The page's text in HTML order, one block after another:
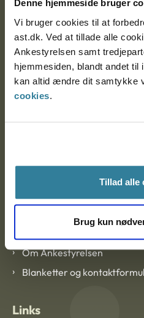
Denne hjemmeside bruger
Vi bruger cookies til at
ast.dk. Ved at tillade alle
Ankestyrelsen samt
hjemmesiden, blandt andet
kan altid ændre dit samtykke
cookies.
Tillad alle
Brug kun
Nytorv 7, 2. sal
9000 Aalborg
Ankestyrelsen Aalborg
EAN: 57 98 000 35 48 21
Om Ankestyrelsen
Om Ankestyrelsen
Blanketter og
Links